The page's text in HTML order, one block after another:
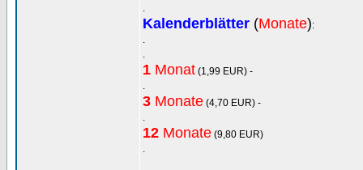
.
Kalenderblätter (Monate):
.
.
1 Monat (1,99 EUR) -
.
3 Monate (4,70 EUR) -
.
12 Monate (9,80 EUR)
.